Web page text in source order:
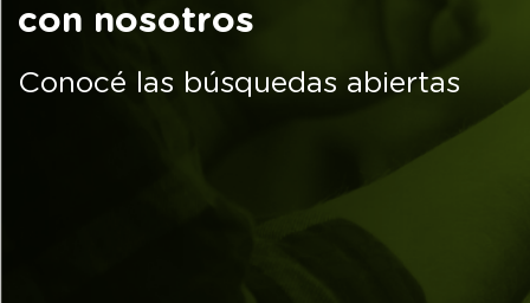
con nosotros
Conocé las búsquedas abiertas